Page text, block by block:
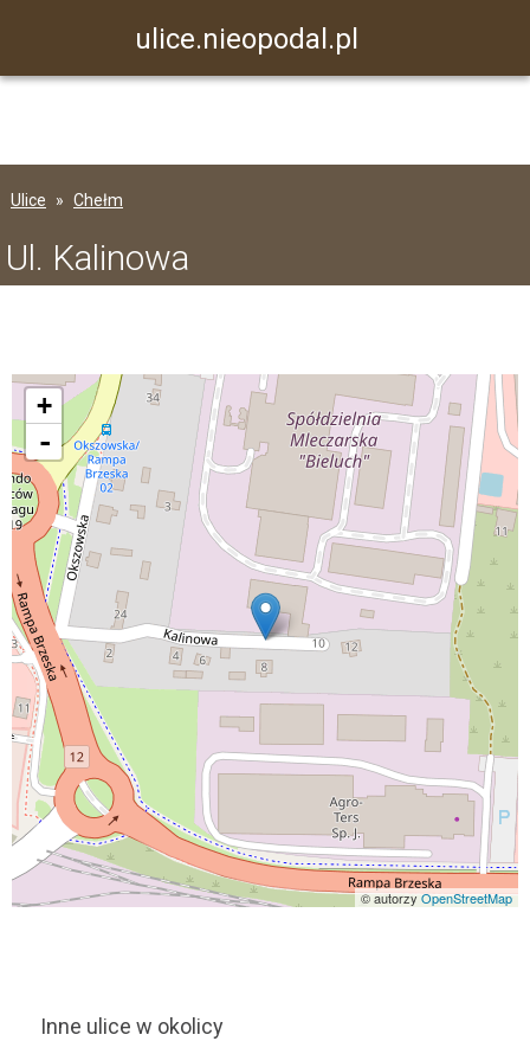
ulice.nieopodal.pl
Ulice Chełm
Ul. Kalinowa
+
-
© autorzyOpenStreetMap
Inne ulice w okolicy